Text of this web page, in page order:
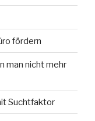
fördern
man nicht mehr
Suchtfaktor